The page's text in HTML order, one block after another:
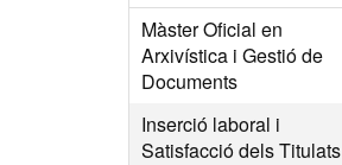
Màster Oficial en
Arxivística i Gestió de
Documents
Inserció laboral i
Satisfacció dels Titulats